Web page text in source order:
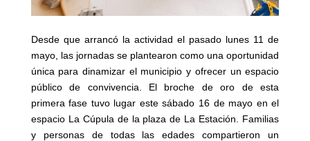
Desde que arrancó la actividad el pasado lunes 11 de
mayo, las jornadas se plantearon como una oportunidad
única para dinamizar el municipio y ofrecer un espacio
público de convivencia. El broche de oro de esta
primera fase tuvo lugar este sábado 16 de mayo en el
espacio La Cúpula de la plaza de La Estación. Familias
y personas de todas las edades compartieron un